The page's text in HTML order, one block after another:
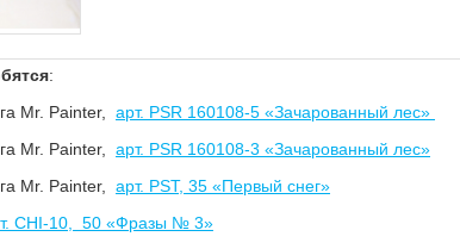
:
Mr. Painter, арт. PSR 160108-5 «Зачарованный лес»
Mr. Painter, арт. PSR 160108-3 «Зачарованный лес»
Mr. Painter, арт. PST, 35 «Первый снег»
CHI-10, 50 «Фразы № 3»